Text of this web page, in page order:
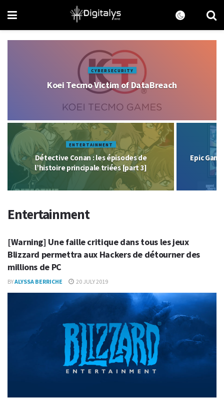
CYBERSECURITY
Koei Tecmo Victim of DataBreach
ENTERTAINMENT
Détective Conan : les épisodes de
l’histoire principale triées [part 3]
Epic
Entertainment
[Warning] Une faille critique dans tous les jeux
Blizzard permettra aux Hackers de détourner des
millions de PC
BYALYSSA BERRICHE 20 JULY 2019